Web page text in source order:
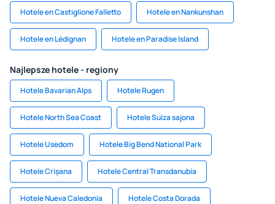
Hotele en Castiglione Falletto Hotele en Nankunshan
Hotele en Lédignan Hotele en Paradise Island
Najlepsze hotele - regiony
Hotele Bavarian Alps Hotele Rugen
Hotele North Sea Coast Hotele Suiza sajona
Hotele Usedom Hotele Big Bend National Park
Hotele Crișana Hotele Central Transdanubia
Hotele Nueva Caledonia Hotele Costa Dorada